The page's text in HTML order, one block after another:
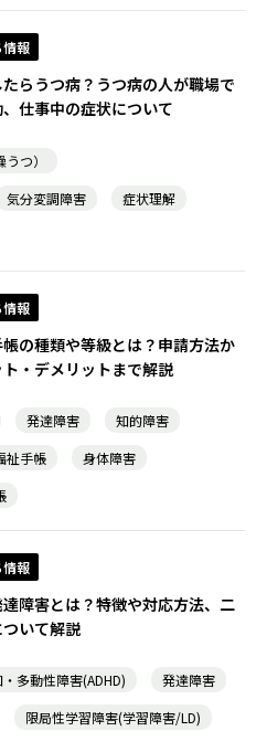
情報
らうつ病？うつ病の人が職場で
仕事中の症状について
つ）
気分変調障害
症状理解
情報
の種類や等級とは？申請方法か
ト・デメリットまで解説
発達障害
知的障害
祉手帳
身体障害
情報
障害とは？特徴や対応方法、二
いて解説
多動性障害(ADHD)
発達障害
限局性学習障害(学習障害/LD)